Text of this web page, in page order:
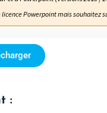
licence Powerpoint mais
: